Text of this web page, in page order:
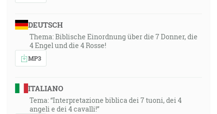
DEUTSCH
Thema: Biblische Einordnung über die 7 Donner, die
4 Engel und die 4 Rosse!
MP3
ITALIANO
Tema: “Interpretazione biblica dei 7 tuoni, dei 4
angeli e dei 4 cavalli!”